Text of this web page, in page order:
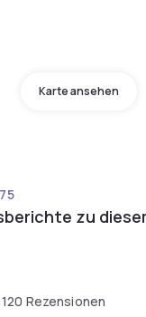
Karte ansehen
zu
Rezensionen